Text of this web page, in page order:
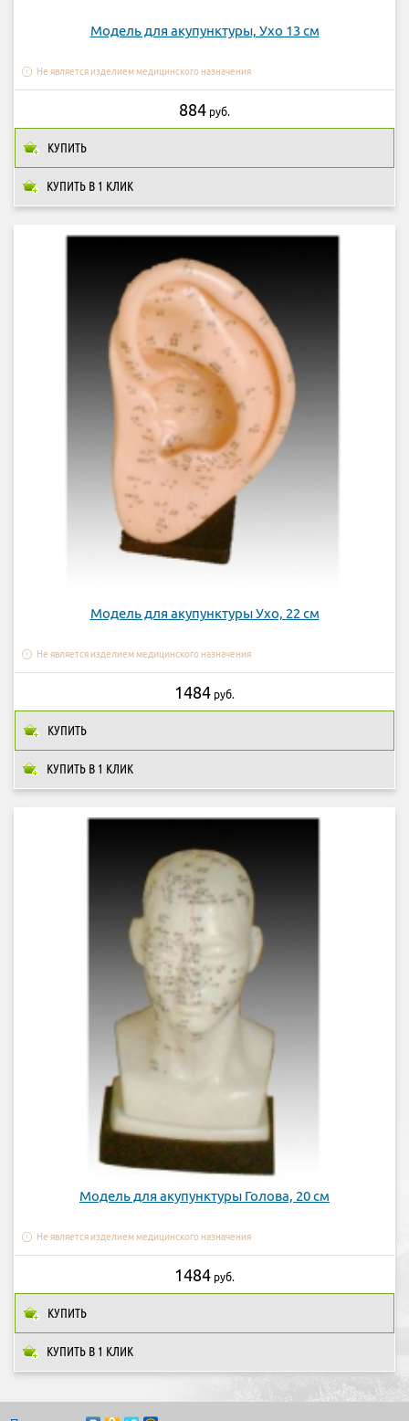
Модель для акупунктуры, Ухо 13 см
Не является изделием медицинского назначения
КУПИТЬ В 1 КЛИК
884 руб.
КУПИТЬ
Модель для акупунктуры Ухо, 22 см
Не является изделием медицинского назначения
КУПИТЬ В 1 КЛИК
1484 руб.
КУПИТЬ
Модель для акупунктуры Голова, 20 см
Не является изделием медицинского назначения
КУПИТЬ В 1 КЛИК
1484 руб.
КУПИТЬ